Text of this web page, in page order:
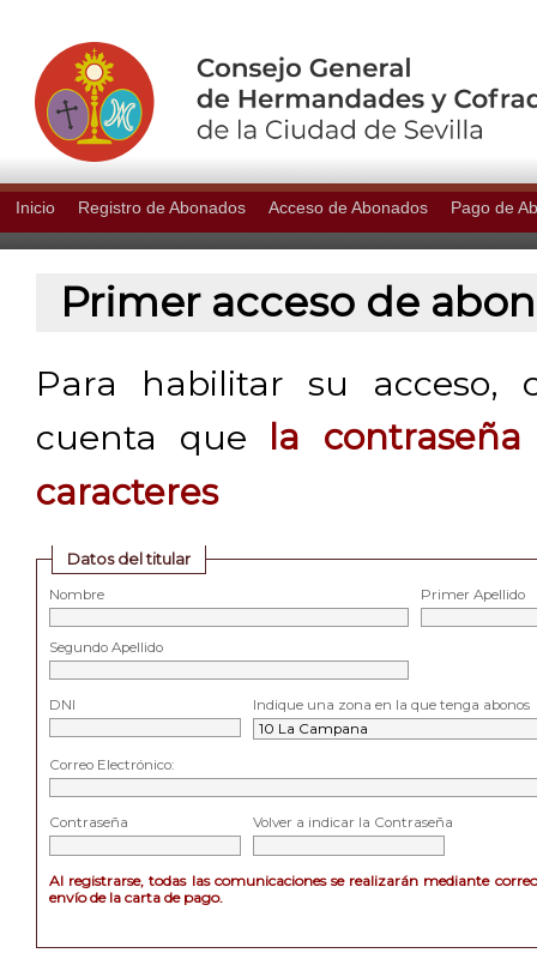
Inicio Registro de Abonados Acceso de Abonados Pago de
Primer acceso de
Para habilitar su acceso,
cuenta que
la
caracteres
Datos del titular
Nombre Primer Apellido
Segundo Apellido
DNI Indique una zona en la que tenga abonos
Correo Electrónico:
Contraseña Volver a indicar la Contraseña
Al registrarse, todas las comunicaciones se realizarán mediante
envío de la carta de pago.